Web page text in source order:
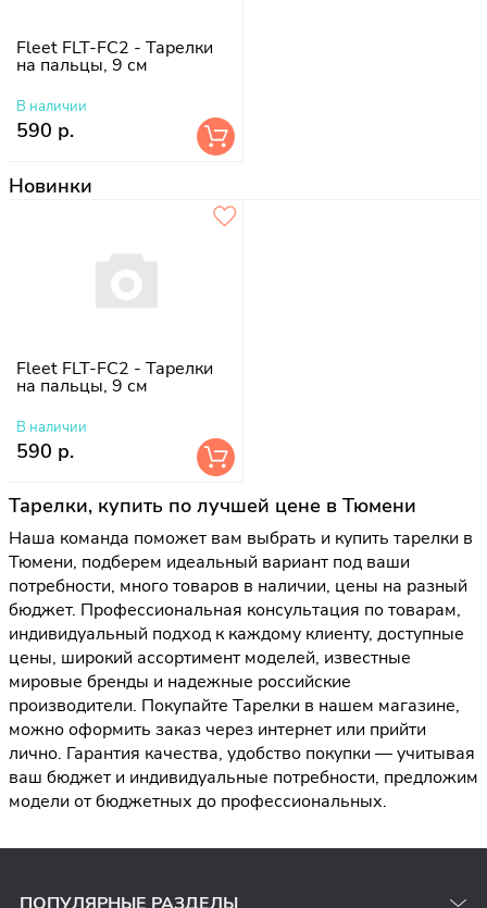
Fleet FLT-FC2 - Тарелки
на пальцы, 9 см
В наличии
590 р.
Новинки
Fleet FLT-FC2 - Тарелки
на пальцы, 9 см
В наличии
590 р.
Тарелки, купить по лучшей цене в Тюмени
Наша команда поможет вам выбрать и купить тарелки в
Тюмени, подберем идеальный вариант под ваши
потребности, много товаров в наличии, цены на разный
бюджет. Профессиональная консультация по товарам,
индивидуальный подход к каждому клиенту, доступные
цены, широкий ассортимент моделей, известные
мировые бренды и надежные российские
производители. Покупайте Тарелки в нашем магазине,
можно оформить заказ через интернет или прийти
лично. Гарантия качества, удобство покупки — учитывая
ваш бюджет и индивидуальные потребности, предложим
модели от бюджетных до профессиональных.